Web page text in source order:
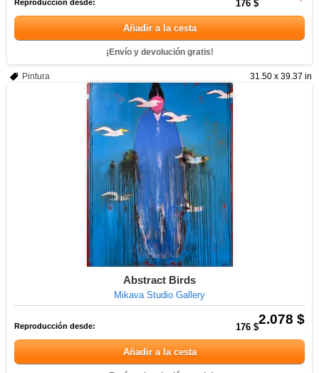
Reproducción desde:
176 $
Añadir a la cesta
¡Envío y devolución gratis!
31.50 x 39.37 in
Pintura
Abstract Birds
Mikava Studio Gallery
2.078 $
Reproducción desde: 176 $
Añadir a la cesta